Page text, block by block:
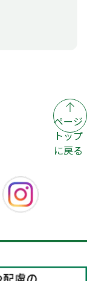
ページ
トップ
に戻る